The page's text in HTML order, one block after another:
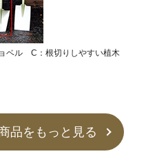
ベル C：根切りしやすい植木
品をもっと見る